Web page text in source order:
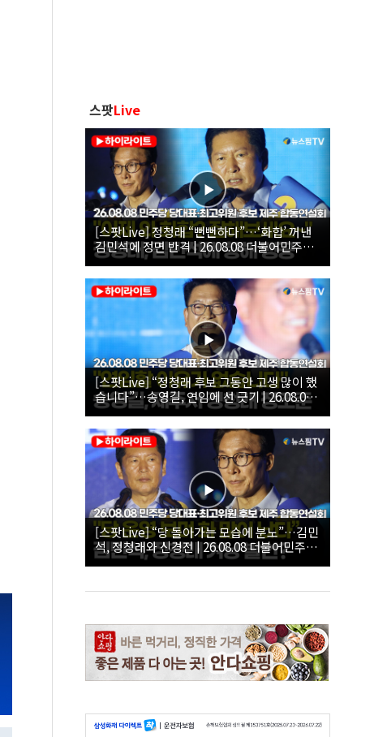
스팟Live
[스팟Live] 정청래 “뻔뻔하다”…‘화합’ 꺼낸
김민석에 정면 반격 | 26.08.08 더불어민주당
당대표·최고위원 후보 제주 합동연설회
[스팟Live] “정청래 후보 그동안 고생 많이 했
습니다”…송영길, 연임에 선 긋기 | 26.08.08
더불어민주당 당대표·최고위원 후보 제주 합
동연설회
[스팟Live] “당 돌아가는 모습에 분노”…김민
석, 정청래와 신경전 | 26.08.08 더불어민주당
당대표·최고위원 후보 제주 합동연설회